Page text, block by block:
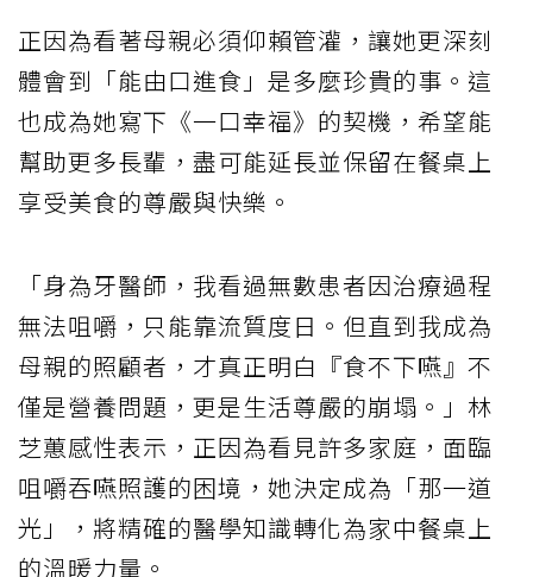
正因為看著母親必須仰賴管灌，讓她更深刻
體會到「能由口進食」是多麼珍貴的事。這
也成為她寫下《一口幸福》的契機，希望能
幫助更多長輩，盡可能延長並保留在餐桌上
享受美食的尊嚴與快樂。
「身為牙醫師，我看過無數患者因治療過程
無法咀嚼，只能靠流質度日。但直到我成為
母親的照顧者，才真正明白『食不下嚥』不
僅是營養問題，更是生活尊嚴的崩塌。」林
芝蕙感性表示，正因為看見許多家庭，面臨
咀嚼吞嚥照護的困境，她決定成為「那一道
光」，將精確的醫學知識轉化為家中餐桌上
的溫暖力量。